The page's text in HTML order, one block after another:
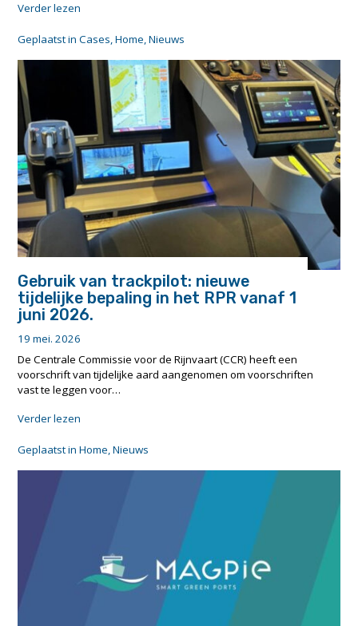
Verder lezen
of
vessels:
PhD
research
uncertainty
in
inland
waterways"
Geplaatst inCases,Home,Nieuws
Gebruik van trackpilot: nieuwe
tijdelijke bepaling in het RPR vanaf 1
juni 2026.
19 mei. 2026
De Centrale Commissie voor de Rijnvaart (CCR) heeft een
voorschrift van tijdelijke aard aangenomen om voorschriften
vast te leggen voor…
Verder lezen
trackpilot:
nieuwe
tijdelijke
juni
Geplaatst inHome,Nieuws